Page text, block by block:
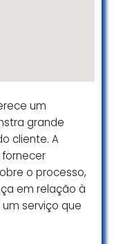
☆ 5/5
um
grande
cliente. A
o processo,
em relação à
serviço que